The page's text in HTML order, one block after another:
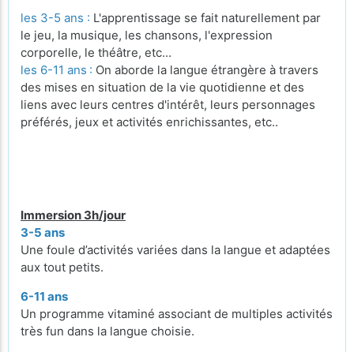
les 3-5 ans : L'apprentissage se fait naturellement par
le jeu, la musique, les chansons, l'expression
corporelle, le théâtre, etc...
les 6-11 ans : On aborde la langue étrangère à travers
des mises en situation de la vie quotidienne et des
liens avec leurs centres d'intérêt, leurs personnages
préférés, jeux et activités enrichissantes, etc..
Immersion 3h/jour
3-5 ans
Une foule d’activités variées dans la langue et adaptées
aux tout petits.
6-11 ans
Un programme vitaminé associant de multiples activités
très fun dans la langue choisie.